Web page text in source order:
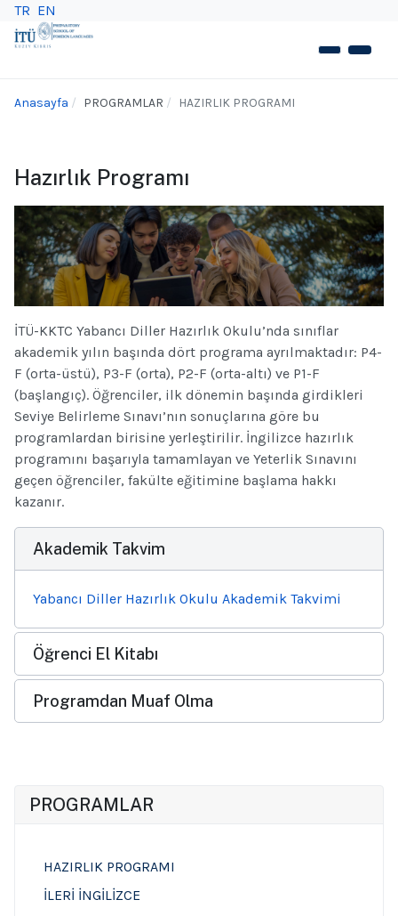
TR EN
Anasayfa PROGRAMLAR HAZIRLIK PROGRAMI
Hazırlık Programı
İTÜ-KKTC Yabancı Diller Hazırlık Okulu’nda sınıflar
akademik yılın başında dört programa ayrılmaktadır: P4-
F (orta-üstü), P3-F (orta), P2-F (orta-altı) ve P1-F
(başlangıç). Öğrenciler, ilk dönemin başında girdikleri
Seviye Belirleme Sınavı’nın sonuçlarına göre bu
programlardan birisine yerleştirilir. İngilizce hazırlık
programını başarıyla tamamlayan ve Yeterlik Sınavını
geçen öğrenciler, fakülte eğitimine başlama hakkı
kazanır.
Akademik Takvim
Yabancı Diller Hazırlık Okulu Akademik Takvimi
Öğrenci El Kitabı
Programdan Muaf Olma
PROGRAMLAR
HAZIRLIK PROGRAMI
İLERİ İNGİLİZCE